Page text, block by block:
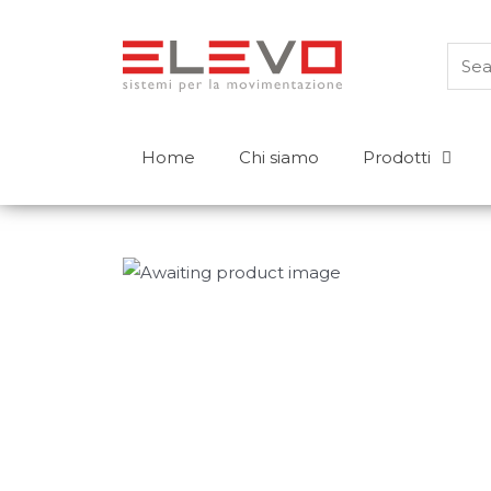
Home Chi siamo Prodotti
Carrelli controbilanciati